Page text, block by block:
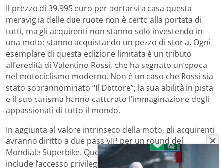
Il prezzo di 39.995 euro per portarsi a casa questa
meraviglia delle due ruote non è certo alla portata di
tutti, ma gli acquirenti non stanno solo investendo in
una moto: stanno acquistando un pezzo di storia. Ogni
esemplare di questa edizione limitata è un tributo
all’eredità di Valentino Rossi, che ha segnato un’epoca
nel motociclismo moderno. Non è un caso che Rossi sia
stato soprannominato “Il Dottore”; la sua abilità in pista
e il suo carisma hanno catturato l’immaginazione degli
appassionati di tutto il mondo.
In aggiunta al valore intrinseco della moto, gli acquirenti
avranno diritto a due pass VIP per un round del
Mondiale Superbike. Questo pacchetto esclusivo
include l’accesso privilegiato al box del team Pata Maxus